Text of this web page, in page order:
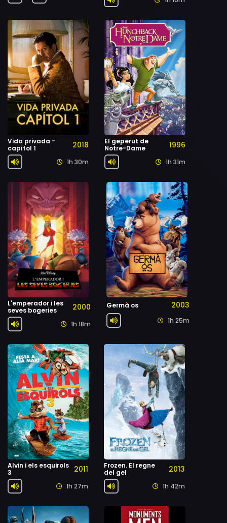
Vida privada -
capítol 1
2018
1h 30m
El geperut de
Notre-Dame
1996
1h 31m
L'emperador i les
seves bogeries
2000
1h 18m
Germà os 2003
1h 25m
Alvin i els esquirols
3
2011
1h 27m
Frozen. El regne
del gel
2013
1h 42m